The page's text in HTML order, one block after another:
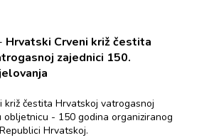
​Hrvatski Crveni križ čestita
zajednici 150.
križ čestita Hrvatskoj vatrogasnoj
obljetnicu - 150 godina organiziranog
Hrvatskoj.